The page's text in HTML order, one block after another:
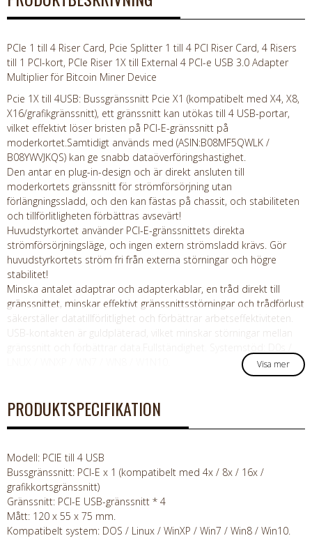
PCIe 1 till 4 Riser Card, Pcie Splitter 1 till 4 PCI Riser Card, 4 Risers
till 1 PCI-kort, PCIe Riser 1X till External 4 PCI-e USB 3.0 Adapter
Multiplier för Bitcoin Miner Device
Pcie 1X till 4USB: Bussgränssnitt Pcie X1 (kompatibelt med X4, X8,
X16/grafikgränssnitt), ett gränssnitt kan utökas till 4 USB-portar,
vilket effektivt löser bristen på PCI-E-gränssnitt på
moderkortet.Samtidigt används med (ASIN:B08MF5QWLK /
B08YWVJKQS) kan ge snabb dataöverföringshastighet.
Den antar en plug-in-design och är direkt ansluten till
moderkortets gränssnitt för strömförsörjning utan
förlängningssladd, och den kan fästas på chassit, och stabiliteten
och tillförlitligheten förbättras avsevärt!
Huvudstyrkortet använder PCI-E-gränssnittets direkta
strömförsörjningsläge, och ingen extern strömsladd krävs. Gör
huvudstyrkortets ström fri från externa störningar och högre
stabilitet!
Minska antalet adaptrar och adapterkablar, en tråd direkt till
gränssnittet, minskar effektivt gränssnittsstörningar och trådförlust
säkerställer datatillförlitlighet och förbättrar arbetseffektiviteten.
USB-kontakten är guldpläterad, vilket minskar störningar mellan
Visa mer
PRODUKTSPECIFIKATION
Modell: PCIE till 4 USB
Bussgränssnitt: PCI-E x 1 (kompatibelt med 4x / 8x / 16x /
grafikkortsgränssnitt)
Gränssnitt: PCI-E USB-gränssnitt * 4
Mått: 120 x 55 x 75 mm.
Kompatibelt system: DOS / Linux / WinXP / Win7 / Win8 / Win10.